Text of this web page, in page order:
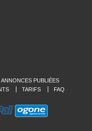
ANNONCES PUBLIÉES
TARIFS
FAQ